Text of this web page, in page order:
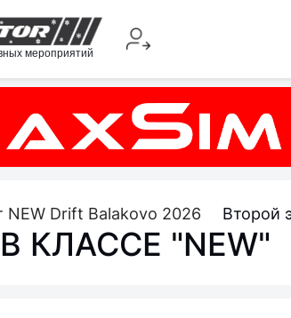
мероприятий
NEW Drift Balakovo 2026 Второй
КЛАССЕ "NEW"